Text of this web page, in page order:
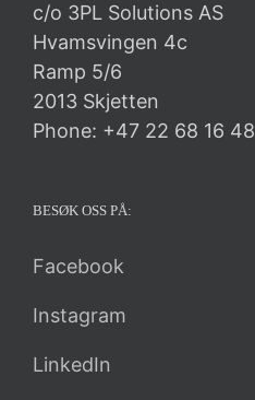
c/o 3PL Solutions AS
Hvamsvingen 4c
Ramp 5/6
2013 Skjetten
Phone: +47 22 68 16 48
BESØK OSS PÅ:
Facebook
Instagram
LinkedIn